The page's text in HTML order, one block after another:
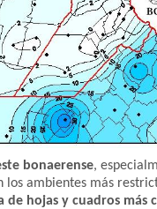
bonaerense,
los ambientes más
de hojas y cuadros más